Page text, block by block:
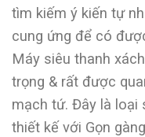
tìm kiếm ý kiến tự
cung ứng để có
Máy siêu thanh
trọng & rất được
mạch tứ. Đây là loại
thiết kế với Gọn